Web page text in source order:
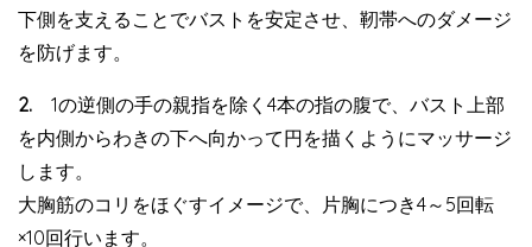
下側を支えることでバストを安定させ、靭帯へのダメージ
を防げます。
2. 1の逆側の手の親指を除く4本の指の腹で、バスト上部
を内側からわきの下へ向かって円を描くようにマッサージ
します。
大胸筋のコリをほぐすイメージで、片胸につき4～5回転
×10回行います。